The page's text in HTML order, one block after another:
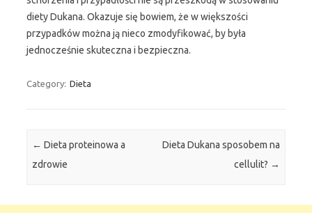
diety Dukana. Okazuje się bowiem, że w większości
przypadków można ją nieco zmodyfikować, by była
jednocześnie skuteczna i bezpieczna.
Category: Dieta
Post navigation
← Dieta proteinowa a
zdrowie
Dieta Dukana sposobem na
cellulit? →